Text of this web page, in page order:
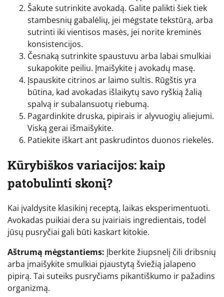
Šakute sutrinkite avokadą. Galite palikti šiek tiek
stambesnių gabalėlių, jei mėgstate tekstūrą, arba
sutrinti iki vientisos masės, jei norite kreminės
konsistencijos.
Česnaką sutrinkite spaustuvu arba labai smulkiai
sukapokite peiliu. Įmaišykite į avokadų masę.
Įspauskite citrinos ar laimo sultis. Rūgštis yra
būtina, kad avokadas išlaikytų savo ryškią žalią
spalvą ir subalansuotų riebumą.
Pagardinkite druska, pipirais ir alyvuogių aliejumi.
Viską gerai išmaišykite.
Patiekite iškart ant paskrudintos duonos riekelės.
Kūrybiškos variacijos: kaip
patobulinti skonį?
Kai įvaldysite klasikinį receptą, laikas eksperimentuoti.
Avokadas puikiai dera su įvairiais ingredientais, todėl
jūsų pusryčiai gali būti kaskart kitokie.
Aštrumą mėgstantiems: Įberkite žiupsnelį čili dribsnių
arba įmaišykite smulkiai pjaustytą šviežią jalapeno
pipirą. Tai suteiks pusryčiams pikantiškumo ir pažadins
organizmą.